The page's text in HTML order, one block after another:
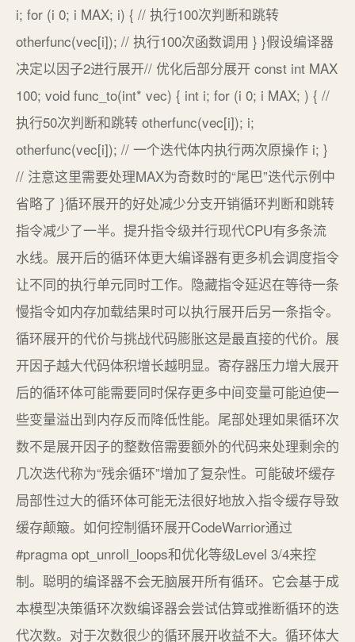
i; for (i 0; i MAX; i) { // 执行100次判断和跳转
otherfunc(vec[i]); // 执行100次函数调用 } }假设编译器
决定以因子2进行展开// 优化后部分展开 const int MAX
100; void func_to(int* vec) { int i; for (i 0; i MAX; ) { //
执行50次判断和跳转 otherfunc(vec[i]); i;
otherfunc(vec[i]); // 一个迭代体内执行两次原操作 i; }
// 注意这里需要处理MAX为奇数时的“尾巴”迭代示例中
省略了 }循环展开的好处减少分支开销循环判断和跳转
指令减少了一半。提升指令级并行现代CPU有多条流
水线。展开后的循环体更大编译器有更多机会调度指令
让不同的执行单元同时工作。隐藏指令延迟在等待一条
慢指令如内存加载结果时可以执行展开后另一条指令。
循环展开的代价与挑战代码膨胀这是最直接的代价。展
开因子越大代码体积增长越明显。寄存器压力增大展开
后的循环体可能需要同时保存更多中间变量可能迫使一
些变量溢出到内存反而降低性能。尾部处理如果循环次
数不是展开因子的整数倍需要额外的代码来处理剩余的
几次迭代称为“残余循环”增加了复杂性。可能破坏缓存
局部性过大的循环体可能无法很好地放入指令缓存导致
缓存颠簸。如何控制循环展开CodeWarrior通过
#pragma opt_unroll_loops和优化等级Level 3/4来控
制。聪明的编译器不会无脑展开所有循环。它会基于成
本模型决策循环次数编译器会尝试估算或推断循环的迭
代次数。对于次数很少的循环展开收益不大。循环体大